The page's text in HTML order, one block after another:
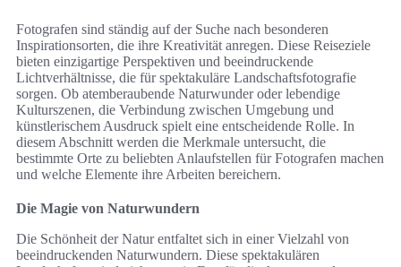
Fotografen sind ständig auf der Suche nach besonderen
Inspirationsorten, die ihre Kreativität anregen. Diese Reiseziele
bieten einzigartige Perspektiven und beeindruckende
Lichtverhältnisse, die für spektakuläre Landschaftsfotografie
sorgen. Ob atemberaubende Naturwunder oder lebendige
Kulturszenen, die Verbindung zwischen Umgebung und
künstlerischem Ausdruck spielt eine entscheidende Rolle. In
diesem Abschnitt werden die Merkmale untersucht, die
bestimmte Orte zu beliebten Anlaufstellen für Fotografen machen
und welche Elemente ihre Arbeiten bereichern.
Die Magie von Naturwundern
Die Schönheit der Natur entfaltet sich in einer Vielzahl von
beeindruckenden Naturwundern. Diese spektakulären